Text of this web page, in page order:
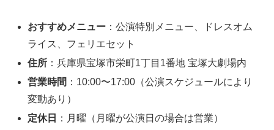
おすすめメニュー ：公演特別メニュー、ドレスオム
ライス、フェリエセット
住所 ：兵庫県宝塚市栄町1丁目1番地 宝塚大劇場内
営業時間 ：10:00〜17:00（公演スケジュールにより
変動あり）
定休日
：月曜（月曜が公演日の場合は営業）